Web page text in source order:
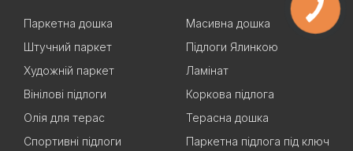
Паркетна дошка
Масивна дошка
Штучний паркет
Підлоги Ялинкою
Художній паркет
Ламінат
Вінілові підлоги
Коркова підлога
Олія для терас
Терасна дошка
Спортивні підлоги
Паркетна підлога під ключ